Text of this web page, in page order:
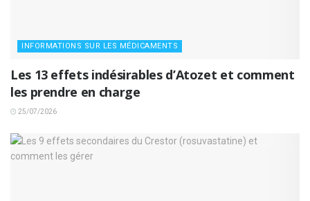
INFORMATIONS SUR LES MÉDICAMENTS
Les 13 effets indésirables d’Atozet et comment
les prendre en charge
25/07/2026